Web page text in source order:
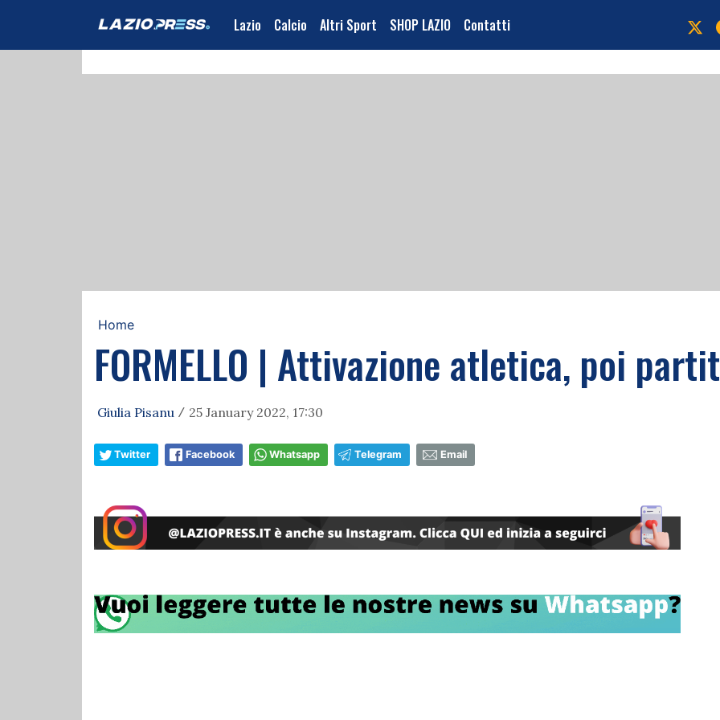
Lazio Calcio Altri Sport SHOP LAZIO Contatti
Home
FORMELLO | Attivazione atletica, poi
Giulia Pisanu / 25 January 2022, 17:30
Twitter Facebook Whatsapp Telegram Email